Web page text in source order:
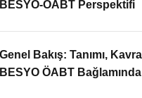
BESYO-ÖABT Perspektifi
Genel Bakış: Tanımı,
BESYO ÖABT Bağlamında